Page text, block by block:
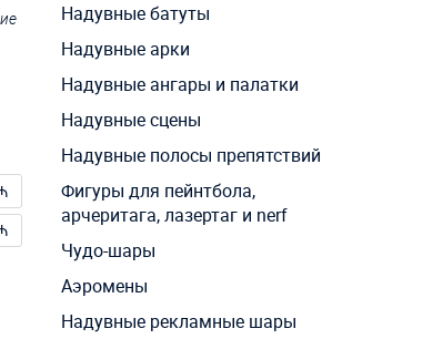
Надувные батуты
Надувные арки
Надувные ангары и палатки
Надувные сцены
Надувные полосы препятствий
Фигуры для пейнтбола,
арчеритага, лазертаг и nerf
Чудо-шары
Аэромены
Надувные рекламные шары